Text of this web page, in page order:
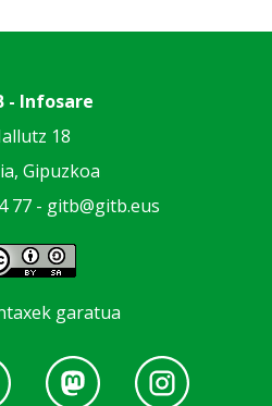
- Infosare
18
Gipuzkoa
77 - gitb@gitb.eus
garatua